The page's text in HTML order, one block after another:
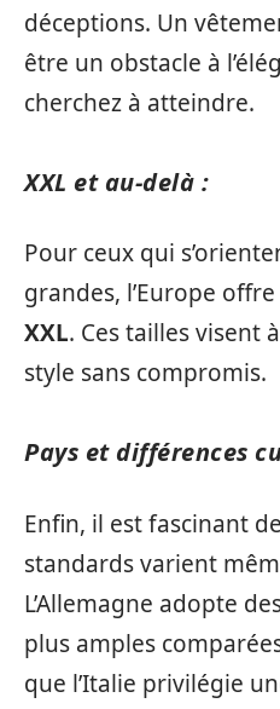
déceptions. Un
être un obstacle à
cherchez à atteindre.
XXL et au-delà :
Pour ceux qui
grandes, l’Europe
XXL. Ces tailles visent
style sans compromis.
Pays et différences
Enfin, il est fascinant
standards varient
L’Allemagne adopte
plus amples
que l’Italie privilégie